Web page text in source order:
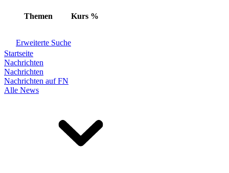
Themen Kurs %
Erweiterte Suche
Startseite
Nachrichten
Nachrichten
Nachrichten auf FN
Alle News